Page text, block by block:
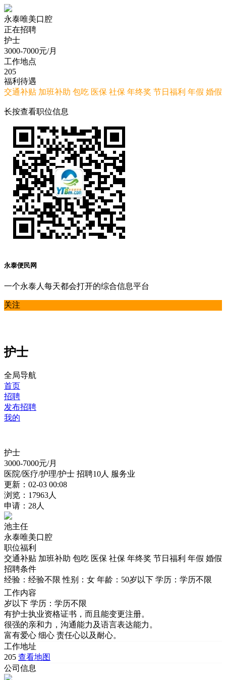
永泰唯美口腔
正在招聘
护士
3000-7000元/月
工作地点
205
福利待遇
交通补贴 加班补助 包吃 医保 社保 年终奖 节日福利 年假 婚假
长按查看职位信息
永泰便民网
一个永泰人每天都会打开的综合信息平台
关注
护士
全局导航
首页
招聘
发布招聘
我的
护士
3000-7000元/月
医院/医疗/护理/护士 招聘10人 服务业
更新：02-03 00:08
浏览：17963人
申请：28人
池主任
永泰唯美口腔
职位福利
交通补贴 加班补助 包吃 医保 社保 年终奖 节日福利 年假 婚假
招聘条件
经验：经验不限 性别：女 年龄：50岁以下 学历：学历不限
工作内容
岁以下 学历：学历不限
有护士执业资格证书，而且能变更注册。
很强的亲和力，沟通能力及语言表达能力。
富有爱心 细心 责任心以及耐心。
工作地址
205 查看地图
公司信息